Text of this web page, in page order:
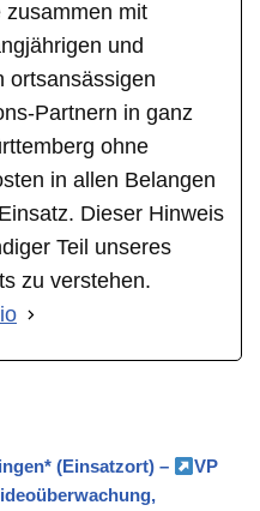
zusammen mit
und
ortsansässigen
Partnern in ganz
ohne
in allen Belangen
Dieser Hinweis
Teil unseres
zu verstehen.
(Einsatzort) –
VP